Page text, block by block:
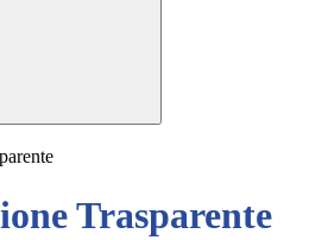
Trasparente